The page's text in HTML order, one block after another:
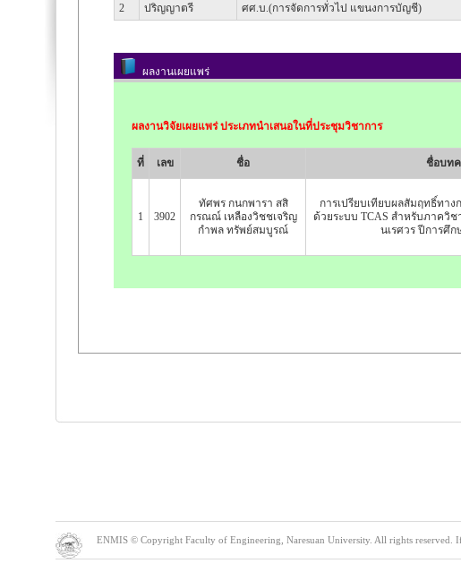
2
ปริญญาตรี ศศ.บ.(การจัดการทั่วไป แขนงการบัญชี)
ผลงานเผยแพร่
ผลงานวิจัยเผยแพร่ ประเภทนำเสนอในที่ประชุมวิชาการ
ที่ เลข ชื่อ ชื่อบท
1 3902
ทัศพร กนกพารา สสิ
กรณณ์ เหลืองวิชชเจริญ
กำพล ทรัพย์สมบูรณ์
การเปรียบเทียบผลสัมฤทธิ์ทาง
ด้วยระบบ TCAS สำหรับภาควิ
นเรศวร ปีการศึก
ENMIS © Copyright Faculty of Engineering, Naresuan University. All rights reserved. If